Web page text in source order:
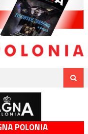
POLONIA